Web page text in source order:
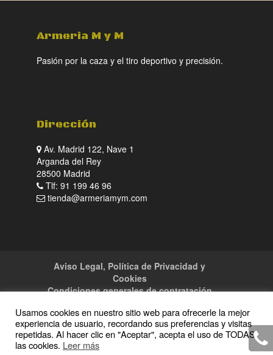
Armeria M y M
Pasión por la caza y el tiro deportivo y precisión.
Dirección
Av. Madrid 122, Nave 1
Arganda del Rey
28500 Madrid
Tlf: 91 199 46 96
tienda@armeriamym.com
Aviso Legal, Política de Privacidad y
Cookies
Condiciones generales de contratación
Usamos cookies en nuestro sitio web para ofrecerle la mejor
experiencia de usuario, recordando sus preferencias y visitas
repetidas. Al hacer clic en "Aceptar", acepta el uso de TODAS
las cookies. Leer más